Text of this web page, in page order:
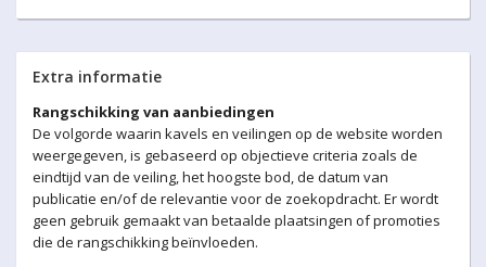
Extra informatie
Rangschikking van aanbiedingen
De volgorde waarin kavels en veilingen op de website worden
weergegeven, is gebaseerd op objectieve criteria zoals de
eindtijd van de veiling, het hoogste bod, de datum van
publicatie en/of de relevantie voor de zoekopdracht. Er wordt
geen gebruik gemaakt van betaalde plaatsingen of promoties
die de rangschikking beïnvloeden.